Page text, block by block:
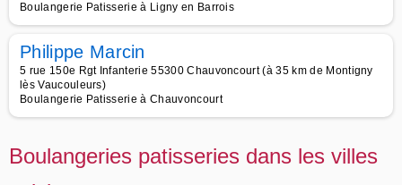
Boulangerie Patisserie à Ligny en Barrois
Philippe Marcin
5 rue 150e Rgt Infanterie 55300 Chauvoncourt (à 35 km de Montigny
lès Vaucouleurs)
Boulangerie Patisserie à Chauvoncourt
Boulangeries patisseries dans les villes